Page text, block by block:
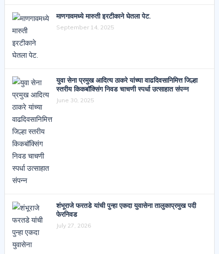
माणगावमध्ये मारुती इरटीकाने घेतला पेट.
September 14, 2025
युवा सेना प्रमुख आदित्य ठाकरे यांच्या वाढदिवसानिमित्त जिल्हा
स्तरीय किकबॉक्सिंग निवड चाचणी स्पर्धा उत्साहात संपन्न
June 30, 2025
शंभूराजे फरतडे यांची पुन्हा एकदा युवासेना तालुकाप्रमुख पदी
फेरनिवड
July 27, 2026